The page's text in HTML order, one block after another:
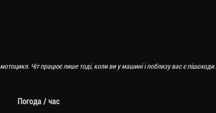
Чіт працює лише тоді, коли ви у машині і поблизу вас є пішоходи.
Погода / час